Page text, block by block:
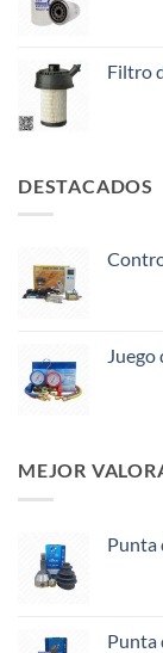
Filtro
DESTACADOS
MEJOR
Punta
Punta